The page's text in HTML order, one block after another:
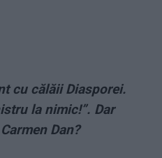
cu călăii Diasporei.
la nimic!”. Dar
Dan?